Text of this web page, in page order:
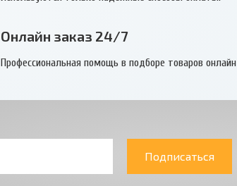
Онлайн заказ 24/7
Профессиональная помощь в подборе товаров онлайн
Подписаться